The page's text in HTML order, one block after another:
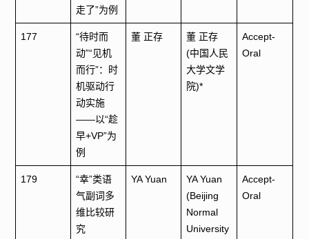
走了”为例
177
“待时而
动”“见机
而行”：时
机驱动行
动实施
——以“趁
早+VP”为
例
董 正存
董 正存
(中国人民
大学文学
院)*
Accept-
Oral
179
“幸”类语
气副词多
维比较研
究
YA Yuan
YA Yuan
(Beijing
Normal
University
Accept-
Oral